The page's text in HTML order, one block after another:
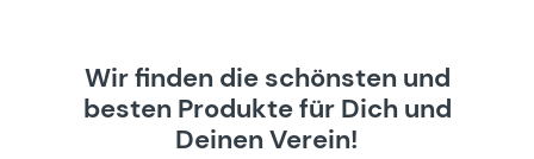
Wir finden die schönsten und
besten Produkte für Dich und
Deinen Verein!